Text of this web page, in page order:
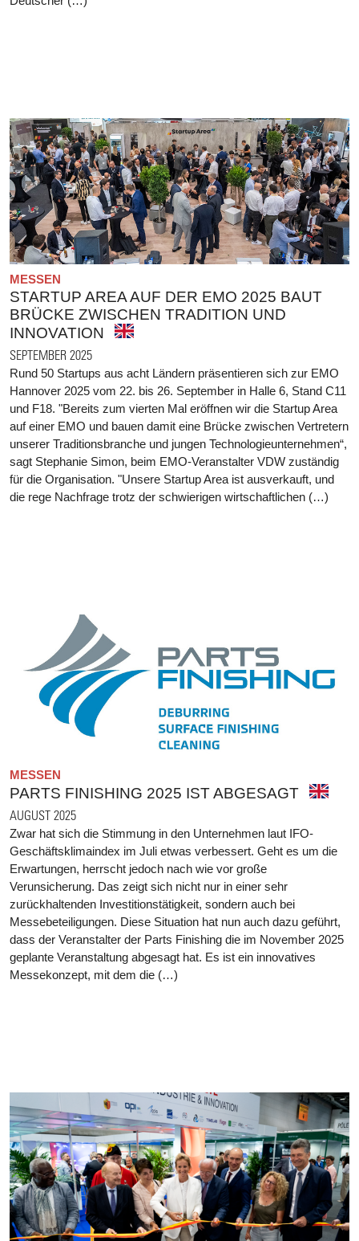
MESSEN
STARTUP AREA AUF DER EMO 2025 BAUT
BRÜCKE ZWISCHEN TRADITION UND
INNOVATION
SEPTEMBER 2025
Rund 50 Startups aus acht Ländern präsentieren sich zur EMO
Hannover 2025 vom 22. bis 26. September in Halle 6, Stand C11
und F18. "Bereits zum vierten Mal eröffnen wir die Startup Area
auf einer EMO und bauen damit eine Brücke zwischen Vertretern
unserer Traditionsbranche und jungen Technologieunternehmen“,
sagt Stephanie Simon, beim EMO-Veranstalter VDW zuständig
für die Organisation. "Unsere Startup Area ist ausverkauft, und
die rege Nachfrage trotz der schwierigen wirtschaftlichen (…)
MESSEN
PARTS FINISHING 2025 IST ABGESAGT
AUGUST 2025
Zwar hat sich die Stimmung in den Unternehmen laut IFO-
Geschäftsklimaindex im Juli etwas verbessert. Geht es um die
Erwartungen, herrscht jedoch nach wie vor große
Verunsicherung. Das zeigt sich nicht nur in einer sehr
zurückhaltenden Investitionstätigkeit, sondern auch bei
Messebeteiligungen. Diese Situation hat nun auch dazu geführt,
dass der Veranstalter der Parts Finishing die im November 2025
geplante Veranstaltung abgesagt hat. Es ist ein innovatives
Messekonzept, mit dem die (…)